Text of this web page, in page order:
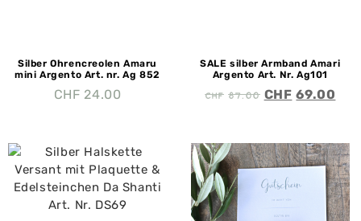
Silber Ohrencreolen Amaru
mini Argento Art. nr. Ag 852
CHF 24.00
SALE silber Armband Amari
Argento Art. Nr. Ag101
CHF87.00 CHF 69.00